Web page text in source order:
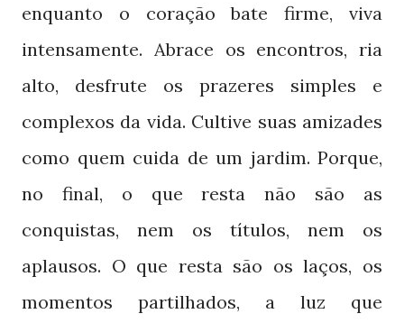
enquanto o coração bate firme, viva
intensamente. Abrace os encontros, ria
alto, desfrute os prazeres simples e
complexos da vida. Cultive suas amizades
como quem cuida de um jardim. Porque,
no final, o que resta não são as
conquistas, nem os títulos, nem os
aplausos. O que resta são os laços, os
momentos partilhados, a luz que